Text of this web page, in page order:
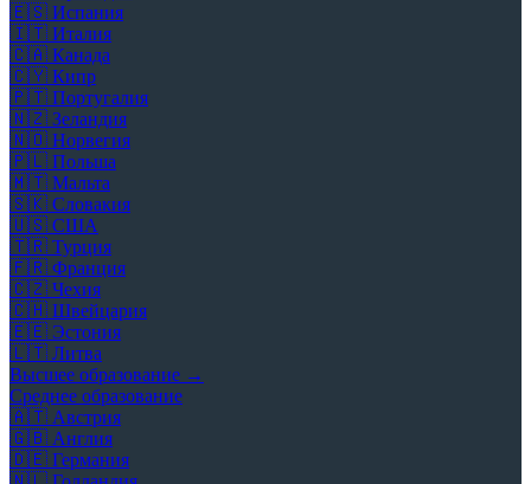
🇪🇸 Испания
🇮🇹 Италия
🇨🇦 Канада
🇨🇾 Кипр
🇵🇹 Португалия
🇳🇿 Зеландия
🇳🇴 Норвегия
🇵🇱 Польша
🇲🇹 Мальта
🇸🇰 Словакия
🇺🇸 США
🇹🇷 Турция
🇫🇷 Франция
🇨🇿 Чехия
🇨🇭 Швейцария
🇪🇪 Эстония
🇱🇹 Литва
Высшее образование →
Среднее образование
🇦🇹 Австрия
🇬🇧 Англия
🇩🇪 Германия